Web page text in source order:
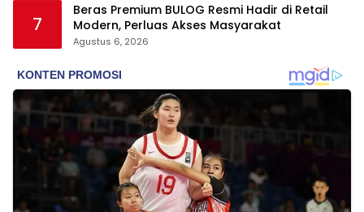
7
Beras Premium BULOG Resmi Hadir di Retail
Modern, Perluas Akses Masyarakat
Agustus 6, 2026